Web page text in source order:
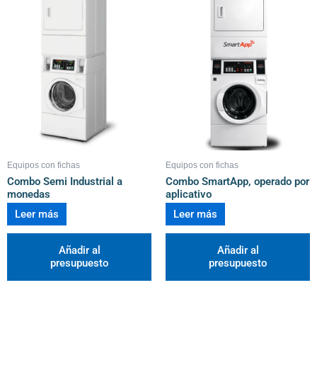
Equipos con fichas
Combo Semi Industrial a
monedas
Leer más
Añadir al
presupuesto
Equipos con fichas
Combo SmartApp, operado por
aplicativo
Leer más
Añadir al
presupuesto